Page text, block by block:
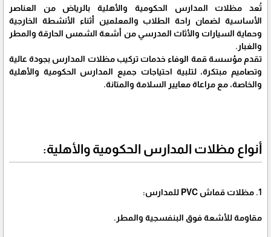
تُعد مظلات المدارس الحكومية والأهلية بالرياض من العناصر
الأساسية لضمان راحة الطلاب والمعلمين أثناء الأنشطة الخارجية
وحماية السيارات والأثاث المدرسي من أشعة الشمس الحارقة والمطر
والغبار.
تقدم مؤسسة قمة الوفاء خدمات تركيب مظلات المدارس بجودة عالية
وتصاميم مبتكرة، لتلبية احتياجات جميع المدارس الحكومية والأهلية
والخاصة، مع مراعاة معايير السلامة والمتانة.
أنواع مظلات المدارس الحكومية والأهلية:
1. مظلات قماش PVC للمدارس:
مقاومة للأشعة فوق البنفسجية والمطر.